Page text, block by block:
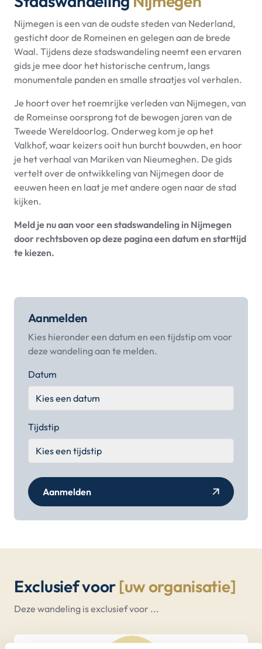
Nijmegen is een van de oudste steden van Nederland,
gesticht door de Romeinen en gelegen aan de brede
Waal. Tijdens deze stadswandeling neemt een ervaren
gids je mee door het historische centrum, langs
monumentale panden en smalle straatjes vol verhalen.
Je hoort over het roemrijke verleden van Nijmegen, van
de Romeinse oorsprong tot de bewogen jaren van de
Tweede Wereldoorlog. Onderweg kom je op het
Valkhof, waar keizers ooit hun burcht bouwden, en hoor
je het verhaal van Mariken van Nieumeghen. De gids
vertelt over de ontwikkeling van Nijmegen door de
eeuwen heen en laat je met andere ogen naar de stad
kijken.
Meld je nu aan voor een stadswandeling in Nijmegen
door rechtsboven op deze pagina een datum en starttijd
te kiezen.
Aanmelden
Kies hieronder een datum en een tijdstip om voor
deze wandeling aan te melden.
Datum
Tijdstip
Aanmelden
Exclusief voor [uw organisatie]
Deze wandeling is exclusief voor ...